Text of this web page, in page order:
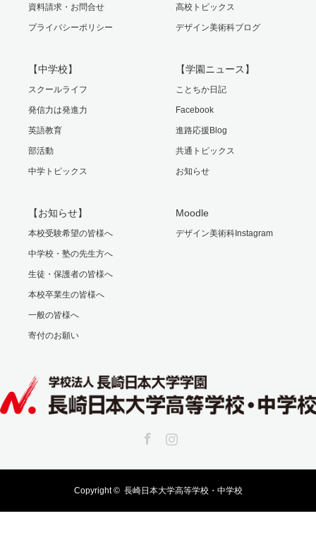
資料請求・お問合せ
プライバシーポリシー
高校トピックス
デザイン美術科ブログ
【中学校】
スクールライフ
発信力は発進力
英語教育
部活動
中学トピックス
【学園ニュース】
ことちか日記
Facebook
進路応援Blog
共通トピックス
お知らせ
【お知らせ】
本校受験希望の皆様へ
中学校・塾の先生方へ
生徒・保護者の皆様へ
本校卒業生の皆様へ
一般の皆様へ
寄付のお願い
Moodle
デザイン美術科Instagram
Copyright © 長崎日本大学高等学校・中学校